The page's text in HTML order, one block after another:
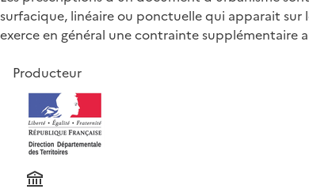
surfacique, linéaire ou ponctuelle qui apparait sur
exerce en général une contrainte supplémentaire
Producteur